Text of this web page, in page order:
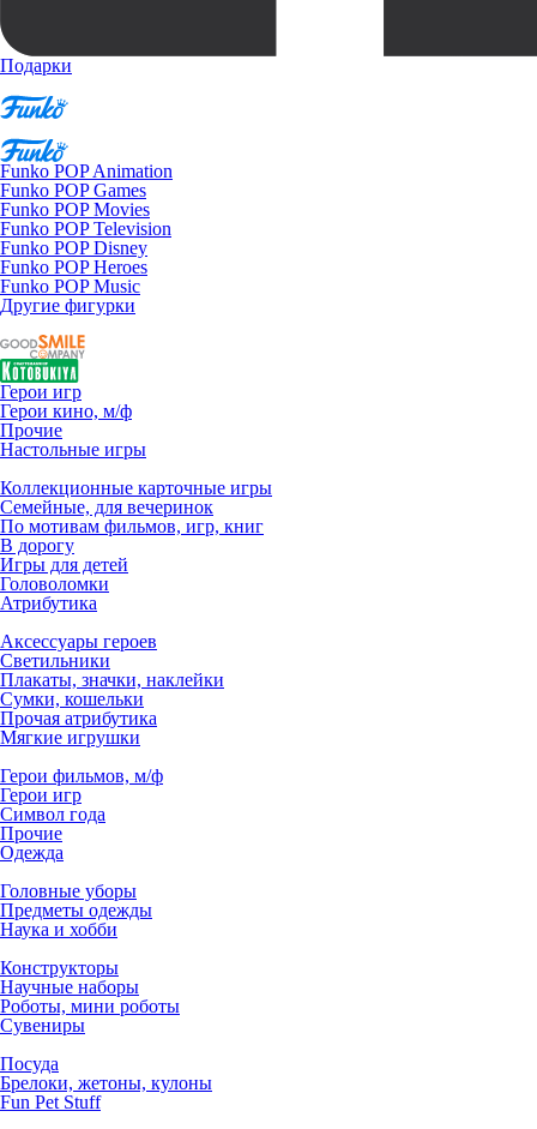
Подарки
Funko POP Animation
Funko POP Games
Funko POP Movies
Funko POP Television
Funko POP Disney
Funko POP Heroes
Funko POP Music
Другие фигурки
Герои игр
Герои кино, м/ф
Прочие
Настольные игры
Коллекционные карточные игры
Семейные, для вечеринок
По мотивам фильмов, игр, книг
В дорогу
Игры для детей
Головоломки
Атрибутика
Аксессуары героев
Светильники
Плакаты, значки, наклейки
Сумки, кошельки
Прочая атрибутика
Мягкие игрушки
Герои фильмов, м/ф
Герои игр
Символ года
Прочие
Одежда
Головные уборы
Предметы одежды
Наука и хобби
Конструкторы
Научные наборы
Роботы, мини роботы
Сувениры
Посуда
Брелоки, жетоны, кулоны
Fun Pet Stuff